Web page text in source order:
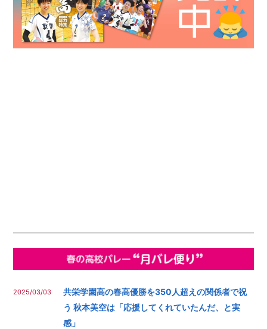
2025/03/03
共栄学園高の春高優勝を350人超えの関係者で祝
う 秋本美空は「応援してくれていたんだ、と実
感」